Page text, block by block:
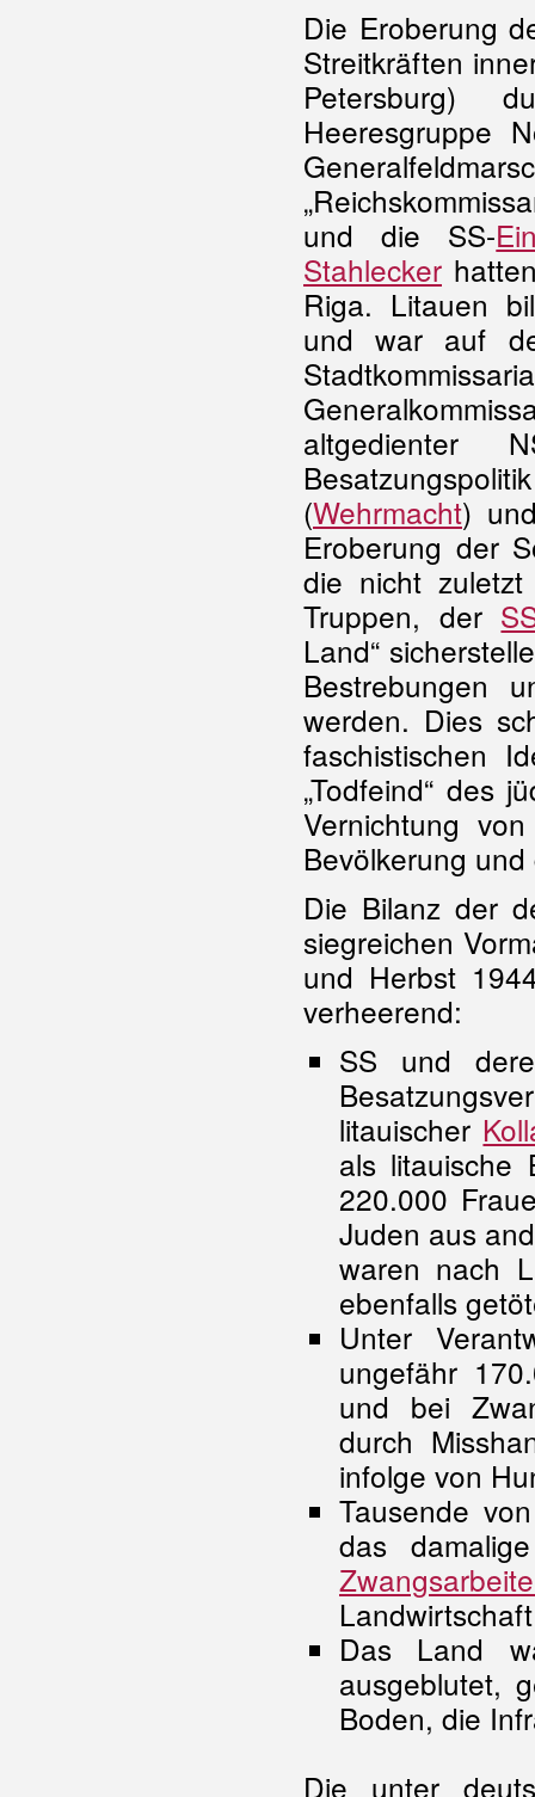
Die Eroberung
Streitkräften
Petersburg)
Heeresgruppe
und die SS-
Stahlecker
Riga. Litauen
und war auf
altgedienter
(Wehrmacht)
Eroberung der
die nicht
Truppen, der
Land“
Bestrebungen
werden. Dies
faschistischen
„Todfeind“ des
Vernichtung
Bevölkerung
Die Bilanz der
siegreichen
und Herbst
verheerend:
SS und
litauischer
als litauische
220.000
Juden aus
waren nach
ebenfalls
Unter
ungefähr
und bei
durch
infolge von
Tausende
das
Das Land
ausgeblutet,
Boden, die
Die unter